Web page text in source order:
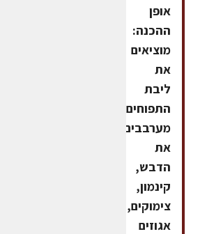
אופן
ההכנה:
מוציאים
את
ליבת
התפוחים.
מערבבים
את
הדבש,
קינמון,
צימוקים,
אגוזים